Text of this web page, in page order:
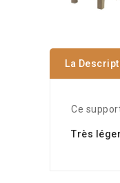
La
Ce
Très